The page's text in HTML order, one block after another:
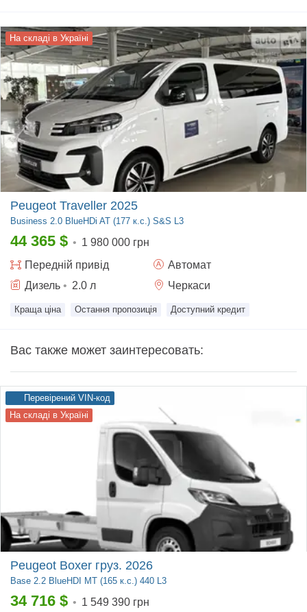
На складі в Україні
Peugeot Traveller 2025
Business 2.0 BlueHDi AT (177 к.с.) S&S L3
44 365 $ • 1 980 000 грн
Передній привід
Автомат
Дизель • 2.0 л Черкаси
Краща ціна Остання пропозиція Доступний кредит
Вас также может заинтересовать:
Перевірений VIN-код
На складі в Україні
Peugeot Boxer груз. 2026
Base 2.2 BlueHDI MT (165 к.с.) 440 L3
34 716 $ • 1 549 390 грн